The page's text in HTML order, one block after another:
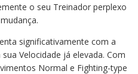
o seu Treinador perplexo
significativamente com a
Velocidade já elevada. Com
Normal e Fighting-type